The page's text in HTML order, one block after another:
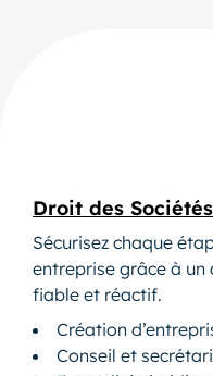
Droit des Sociétés
Sécurisez chaque
entreprise grâce à
fiable et réactif.
Création
Conseil et